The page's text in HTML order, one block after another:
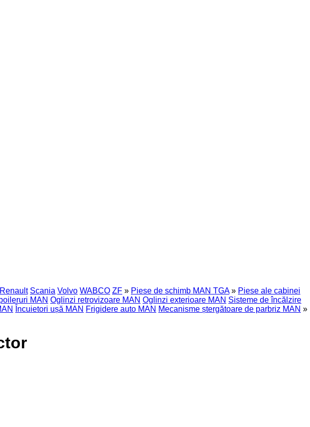
Renault Scania Volvo WABCO ZF » Piese de schimb MAN TGA » Piese ale cabinei
MAN Oglinzi retrovizoare MAN Oglinzi exterioare MAN Sisteme de încălzire
Încuietori ușă MAN Frigidere auto MAN Mecanisme ștergătoare de parbriz MAN »